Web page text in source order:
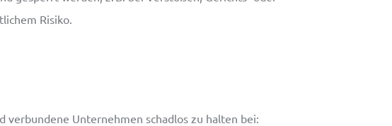
Risiko.
verbundene Unternehmen schadlos zu halten bei: